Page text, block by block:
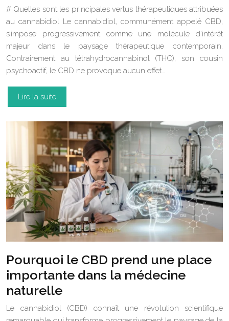
# Quelles sont les principales vertus thérapeutiques attribuées
au cannabidiol Le cannabidiol, communément appelé CBD,
s’impose progressivement comme une molécule d’intérêt
majeur dans le paysage thérapeutique contemporain.
Contrairement au tétrahydrocannabinol (THC), son cousin
psychoactif, le CBD ne provoque aucun effet…
Lire la suite
Pourquoi le CBD prend une place
importante dans la médecine
naturelle
Le cannabidiol (CBD) connaît une révolution scientifique